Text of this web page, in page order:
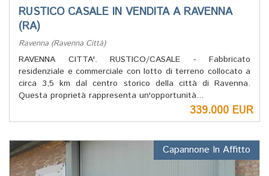
RUSTICO CASALE IN VENDITA A RAVENNA
(RA)
Ravenna (Ravenna Città)
RAVENNA CITTA'. RUSTICO/CASALE - Fabbricato
residenziale e commerciale con lotto di terreno collocato a
circa 3,5 km dal centro storico della città di Ravenna.
Questa proprietà rappresenta un'opportunità...
339.000 EUR
Capannone In Affitto